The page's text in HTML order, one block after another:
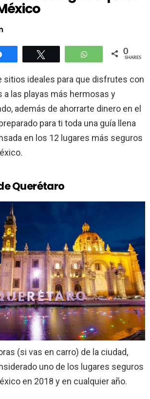
WhatsApp0
SHARES
sitios ideales para que disfrutes con
a las playas más hermosas y
además de ahorrarte dinero en el
para ti toda una guía llena
en los 12 lugares más seguros
Querétaro
(si vas en carro) de la ciudad,
uno de los lugares seguros
en 2018 y en cualquier año.